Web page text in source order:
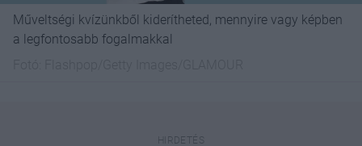
Műveltségi kvízünkből kiderítheted, mennyire vagy képben
a legfontosabb fogalmakkal